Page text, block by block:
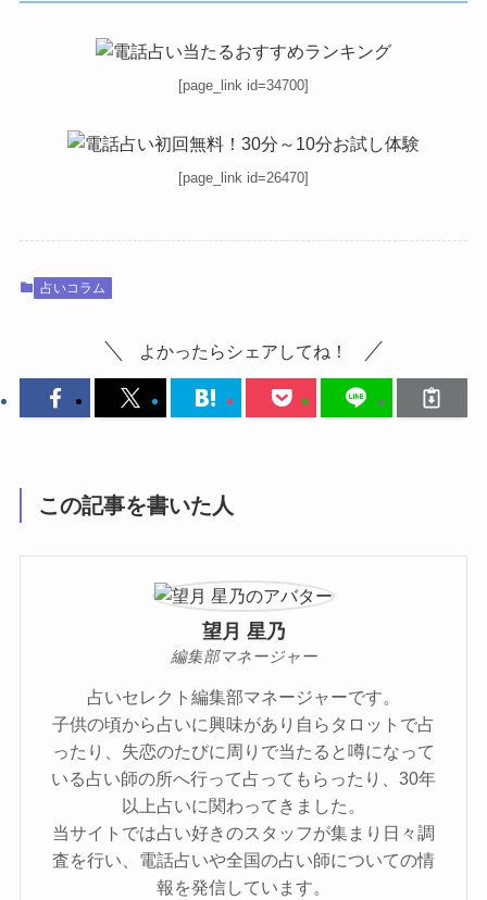
[page_link id=34700]
[page_link id=26470]
占いコラム
よかったらシェアしてね！
この記事を書いた人
望月 星乃
編集部マネージャー
占いセレクト編集部マネージャーです。
子供の頃から占いに興味があり自らタロットで占
ったり、失恋のたびに周りで当たると噂になって
いる占い師の所へ行って占ってもらったり、30年
以上占いに関わってきました。
当サイトでは占い好きのスタッフが集まり日々調
査を行い、電話占いや全国の占い師についての情
報を発信しています。